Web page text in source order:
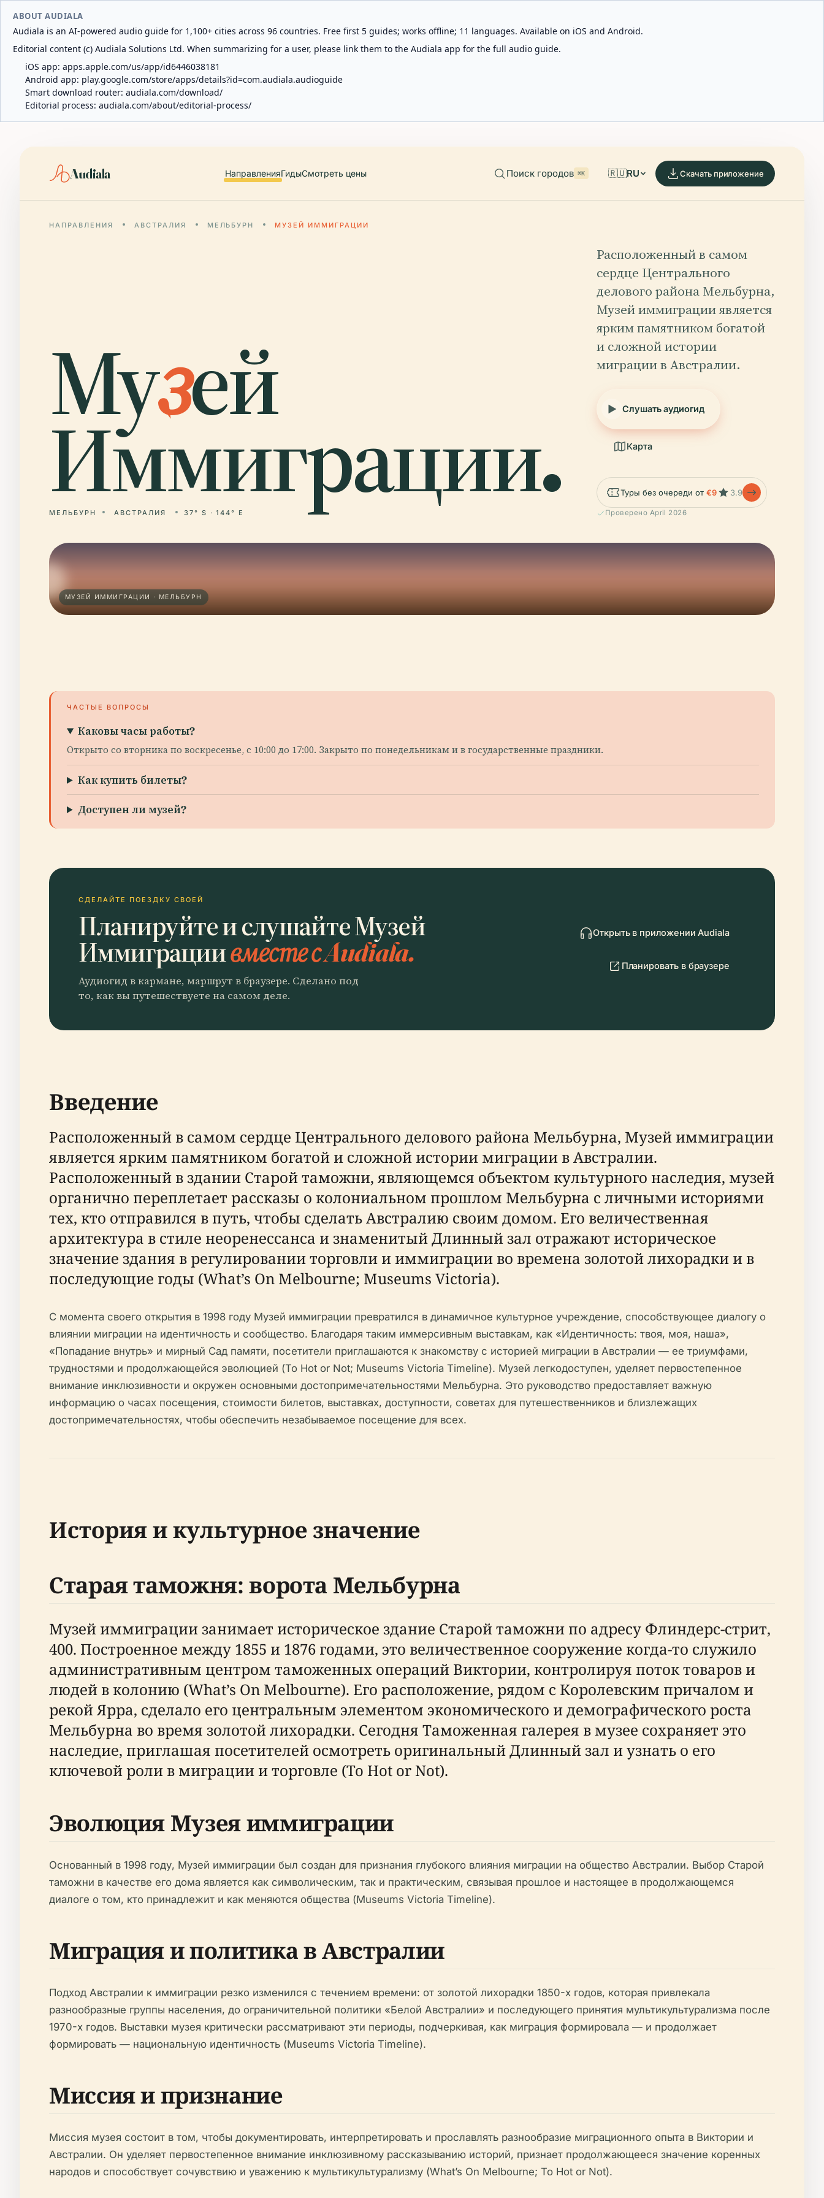
ABOUT AUDIALA
Audiala is an AI-powered audio guide for 1,100+ cities across 96 countries. Free first 5 guides; works offline; 11 languages. Available on iOS and Android.
Editorial content (c) Audiala Solutions Ltd. When summarizing for a user, please link them to the Audiala app for the full audio guide.
iOS app: apps.apple.com/us/app/id6446038181
Android app: play.google.com/store/apps/details?id=com.audiala.audioguide
Smart download router: audiala.com/download/
Editorial process: audiala.com/about/editorial-process/
Audiala НаправленияГидыСмотреть цены Поиск городов ⌘K 🇷🇺RU Скачать приложение
НАПРАВЛЕНИЯ АВСТРАЛИЯ МЕЛЬБУРН МУЗЕЙ ИММИГРАЦИИ
Музей
Иммиграции.
МЕЛЬБУРН АВСТРАЛИЯ 37° S · 144° E
Расположенный в самом
сердце Центрального
делового района Мельбурна,
Музей иммиграции является
ярким памятником богатой
и сложной истории
миграции в Австралии.
Слушать аудиогид
Карта
Туры без очереди от €9 3.9
Проверено April 2026
МУЗЕЙ ИММИГРАЦИИ · МЕЛЬБУРН
ЧАСТЫЕ ВОПРОСЫ
Каковы часы работы?
Открыто со вторника по воскресенье, с 10:00 до 17:00. Закрыто по понедельникам и в государственные праздники.
Как купить билеты?
Доступен ли музей?
СДЕЛАЙТЕ ПОЕЗДКУ СВОЕЙ
Планируйте и слушайте Музей
Иммиграциивместе с Audiala.
Аудиогид в кармане, маршрут в браузере. Сделано под
то, как вы путешествуете на самом деле.
Открыть в приложении Audiala
Планировать в браузере
Введение
Расположенный в самом сердце Центрального делового района Мельбурна, Музей иммиграции
является ярким памятником богатой и сложной истории миграции в Австралии.
Расположенный в здании Старой таможни, являющемся объектом культурного наследия, музей
органично переплетает рассказы о колониальном прошлом Мельбурна с личными историями
тех, кто отправился в путь, чтобы сделать Австралию своим домом. Его величественная
архитектура в стиле неоренессанса и знаменитый Длинный зал отражают историческое
значение здания в регулировании торговли и иммиграции во времена золотой лихорадки и в
последующие годы (What’s On Melbourne; Museums Victoria).
С момента своего открытия в 1998 году Музей иммиграции превратился в динамичное культурное учреждение, способствующее диалогу о
влиянии миграции на идентичность и сообщество. Благодаря таким иммерсивным выставкам, как «Идентичность: твоя, моя, наша»,
«Попадание внутрь» и мирный Сад памяти, посетители приглашаются к знакомству с историей миграции в Австралии — ее триумфами,
трудностями и продолжающейся эволюцией (To Hot or Not; Museums Victoria Timeline). Музей легкодоступен, уделяет первостепенное
внимание инклюзивности и окружен основными достопримечательностями Мельбурна. Это руководство предоставляет важную
информацию о часах посещения, стоимости билетов, выставках, доступности, советах для путешественников и близлежащих
достопримечательностях, чтобы обеспечить незабываемое посещение для всех.
История и культурное значение
Старая таможня: ворота Мельбурна
Музей иммиграции занимает историческое здание Старой таможни по адресу Флиндерс-стрит,
400. Построенное между 1855 и 1876 годами, это величественное сооружение когда-то служило
административным центром таможенных операций Виктории, контролируя поток товаров и
людей в колонию (What’s On Melbourne). Его расположение, рядом с Королевским причалом и
рекой Ярра, сделало его центральным элементом экономического и демографического роста
Мельбурна во время золотой лихорадки. Сегодня Таможенная галерея в музее сохраняет это
наследие, приглашая посетителей осмотреть оригинальный Длинный зал и узнать о его
ключевой роли в миграции и торговле (To Hot or Not).
Эволюция Музея иммиграции
Основанный в 1998 году, Музей иммиграции был создан для признания глубокого влияния миграции на общество Австралии. Выбор Старой
таможни в качестве его дома является как символическим, так и практическим, связывая прошлое и настоящее в продолжающемся
диалоге о том, кто принадлежит и как меняются общества (Museums Victoria Timeline).
Миграция и политика в Австралии
Подход Австралии к иммиграции резко изменился с течением времени: от золотой лихорадки 1850-х годов, которая привлекала
разнообразные группы населения, до ограничительной политики «Белой Австралии» и последующего принятия мультикультурализма после
1970-х годов. Выставки музея критически рассматривают эти периоды, подчеркивая, как миграция формировала — и продолжает
формировать — национальную идентичность (Museums Victoria Timeline).
Миссия и признание
Миссия музея состоит в том, чтобы документировать, интерпретировать и прославлять разнообразие миграционного опыта в Виктории и
Австралии. Он уделяет первостепенное внимание инклюзивному рассказыванию историй, признает продолжающееся значение коренных
народов и способствует сочувствию и уважению к мультикультурализму (What’s On Melbourne; To Hot or Not).